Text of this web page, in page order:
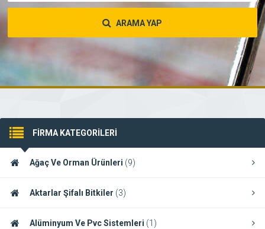
ARAMA YAP
FİRMA KATEGORİLERİ
Ağaç Ve Orman Ürünleri (9)
Aktarlar Şifalı Bitkiler (3)
Alüminyum Ve Pvc Sistemleri (1)